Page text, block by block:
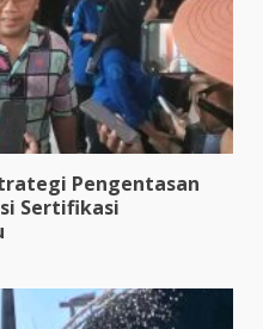
Pengentasan
Sertifikasi